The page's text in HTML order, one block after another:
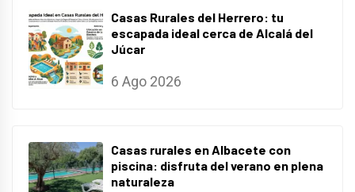
Casas Rurales del Herrero: tu
escapada ideal cerca de Alcalá del
Júcar
6 Ago 2026
Casas rurales en Albacete con
piscina: disfruta del verano en plena
naturaleza